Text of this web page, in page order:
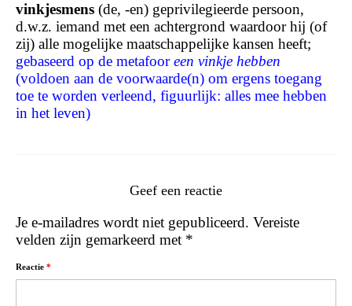
vinkjesmens (de, -en) geprivilegieerde persoon,
d.w.z. iemand met een achtergrond waardoor hij (of
zij) alle mogelijke maatschappelijke kansen heeft;
gebaseerd op de metafooreen vinkje hebben
(voldoen aan de voorwaarde(n) om ergens toegang
toe te worden verleend, figuurlijk: alles mee hebben
in het leven)
Geef een reactie
Je e-mailadres wordt niet gepubliceerd. Vereiste
velden zijn gemarkeerd met *
Reactie *